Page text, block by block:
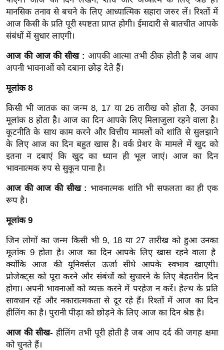
/
फै
श
घ
लू
नु
स्खे
प
र्य
ट
न
स्थ
ल
ट
ने
स
मं
त्रा
रि
ले
श
न
शि
मानसिक तनाव से बचने के लिए आध्यात्मिक सहारा जरुर लें। रिश्तों में
आज किसी के प्रति पूरी स्पष्टता प्राप्त होगी। ईमादारी से बातचीत आपके
संबंधों में सुधार लाएगी।
आज की आज की सीख : आपकी आत्मा तभी ठीक होती है जब आप
अपनी भावनाओं को दबाना छोड़ देते हैं।
मूलांक 8
किसी भी जातक का जन्म 8, 17 या 26 तारीख को होता है, उनका
मूलांक 8 होता है। आज का दिन आपके लिए मिलाजुला रहने वाला है।
कूटनीति के साथ काम करने और वित्तीय मामलों को शांति से सुलझाने
के लिए आज का दिन बहुत खास है। वर्क प्रेशर के मामले में खुद को
इतना न दबाएं कि खुद का ध्यान ही भूल जाएं। आज का दिन
भावनात्मक रुप से सुकून पाना है।
आज की आज की सीख : भावनात्मक शांति भी सफलता का ही एक
रूप है।
मूलांक 9
जिन लोगों का जन्म किसी भी 9, 18 या 27 तारीख को हुआ उनका
मूलांक 9 होता है। आज का दिन आपके लिए खास रहने वाला है
क्योंकि आज की यूनिवर्सल ऊर्जा सीधे आपके स्वभाव खाएगी।
प्रोजेक्ट्स को पूरा करने और संबंधों को सुधारने के लिए बेहतरीन दिन
होगा। अपनी भावनाओं को व्यक्त करने में परहेज न करें। हेल्थ के प्रति
सावधान रहें और नकारात्मकता से दूर रहे हैं। रिश्तों में आज का दिन
हीलिंग का है। पुरानी पीड़ा को छोड़ने के लिए आज का दिन श्रेष्ठ है।
आज की सीख- हीलिंग तभी पूरी होती है जब आप दर्द की जगह क्षमा
को चुनते हैं।